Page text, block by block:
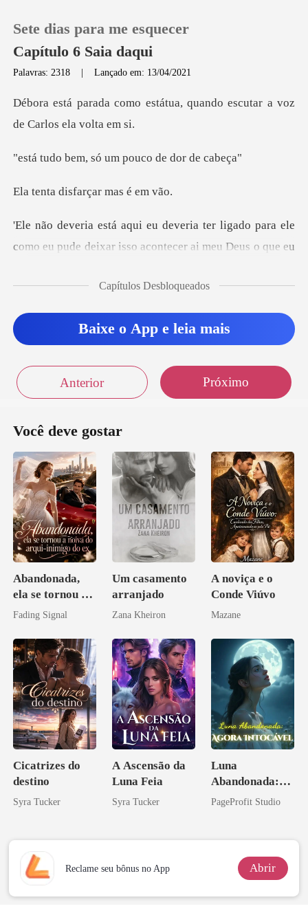
0
Sair
Sete dias para me esquecer
Capítulo 6 Saia daqui
Palavras: 2318 |Lançado em: 13/04/2021
tátua, quando escutar a vo
, só um pouco d
isfarçar ma
a ele
como eu pude deixar isso acontecer ai meu Deus
Capítulos Desbloqueados
Baixe o App e leia mais
Anterior Próximo
Você deve gostar
Abandonada,
ela se tornou a
noiva do arqui-
Fading Signal
Um casamento
arranjado
Zana Kheiron
A noviça e o
Conde Viúvo
Mazane
Cicatrizes do
destino
Syra Tucker
A Ascensão da
Luna Feia
Syra Tucker
Luna
Abandonada:
Agora Intocável
PageProfit Studio
Reclame seu bônus no App Abrir